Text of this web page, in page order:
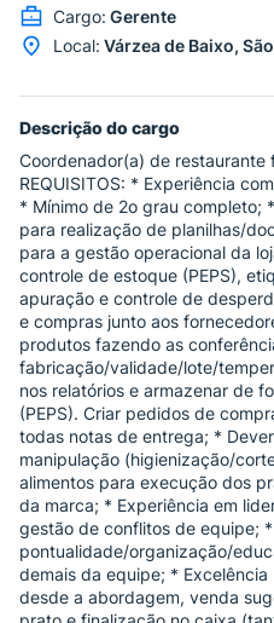
Cargo: Gerente
Local: Várzea de Baixo,
Descrição do cargo
Coordenador(a) de restaurante
REQUISITOS: * Experiência
* Mínimo de 2o grau completo;
para realização de planilhas/
para a gestão operacional da
controle de estoque (PEPS),
apuração e controle de
e compras junto aos
produtos fazendo as
fabricação/validade/lote/
nos relatórios e armazenar de
(PEPS). Criar pedidos de
todas notas de entrega; *
manipulação (higienização/
alimentos para execução dos
da marca; * Experiência em
gestão de conflitos de equipe;
pontualidade/organização/
demais da equipe; *
desde a abordagem, venda